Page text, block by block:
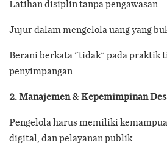
Latihan disiplin tanpa pengawasan.
Jujur dalam mengelola uang yang
Berani berkata “tidak” pada praktik
penyimpangan.
2. Manajemen & Kepemimpinan
Pengelola harus memiliki
digital, dan pelayanan publik.